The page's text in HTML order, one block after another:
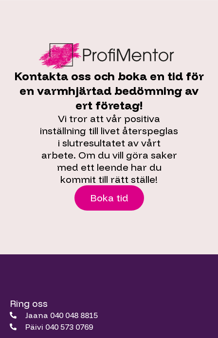
Kontakta oss och boka en tid för
en varmhjärtad bedömning av
ert företag!
Vi tror att vår positiva
inställning till livet återspeglas
i slutresultatet av vårt
arbete. Om du vill göra saker
med ett leende har du
kommit till rätt ställe!
Boka tid
Ring oss
Jaana 040 048 8815
Päivi 040 573 0769